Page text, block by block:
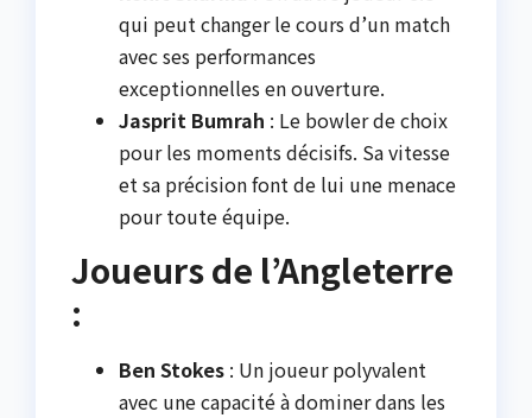
qui peut changer le cours d’un match
avec ses performances
exceptionnelles en ouverture.
Jasprit Bumrah : Le bowler de choix
pour les moments décisifs. Sa vitesse
et sa précision font de lui une menace
pour toute équipe.
Joueurs de l’Angleterre
:
Ben Stokes : Un joueur polyvalent
avec une capacité à dominer dans les